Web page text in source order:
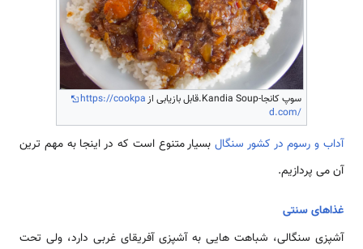
سوپ کانجا-Kandia Soup.قابل بازیابی از
https://cookpa
d.com/
آداب و رسوم در کشور سنگالبسیار متنوع است که در اینجا به مهم ترین
آن می پردازیم.
غذاهای سنتی
آشپزی سنگالی، شباهت هایی به آشپزی آفریقای غربی دارد، ولی تحت